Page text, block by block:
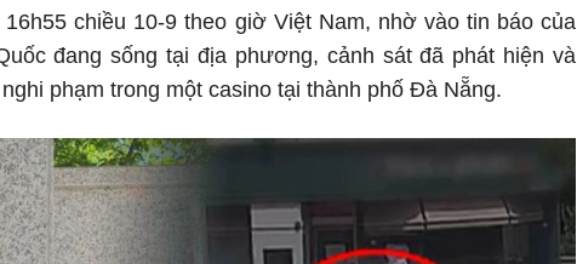
chiều 10-9 theo giờ Việt Nam, nhờ vào tin báo của
đang sống tại địa phương, cảnh sát đã phát hiện và
phạm trong một casino tại thành phố Đà Nẵng.